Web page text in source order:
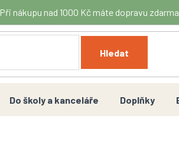
Při nákupu nad 1000 Kč máte dopravu
Hledat
Do školy a kanceláře Doplňky